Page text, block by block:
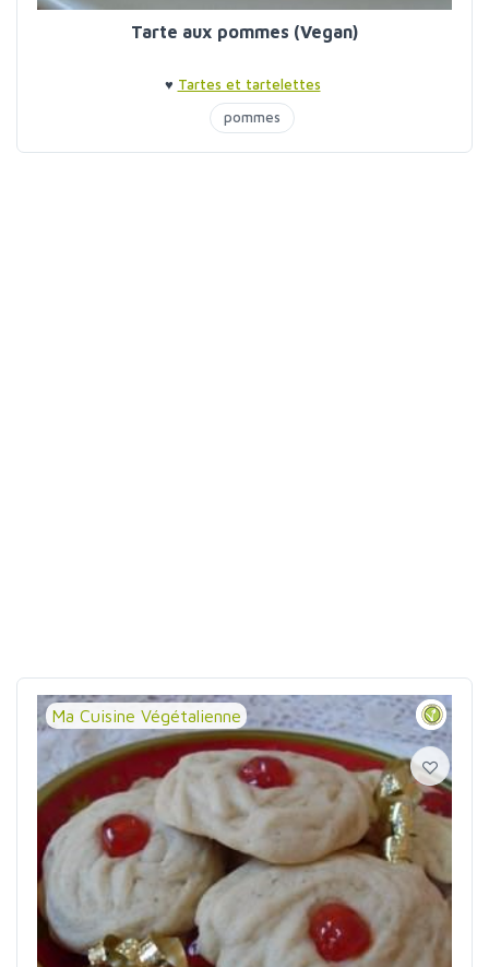
Tarte aux pommes (Vegan)
♥ Tartes et tartelettes
pommes
Ma Cuisine Végétalienne